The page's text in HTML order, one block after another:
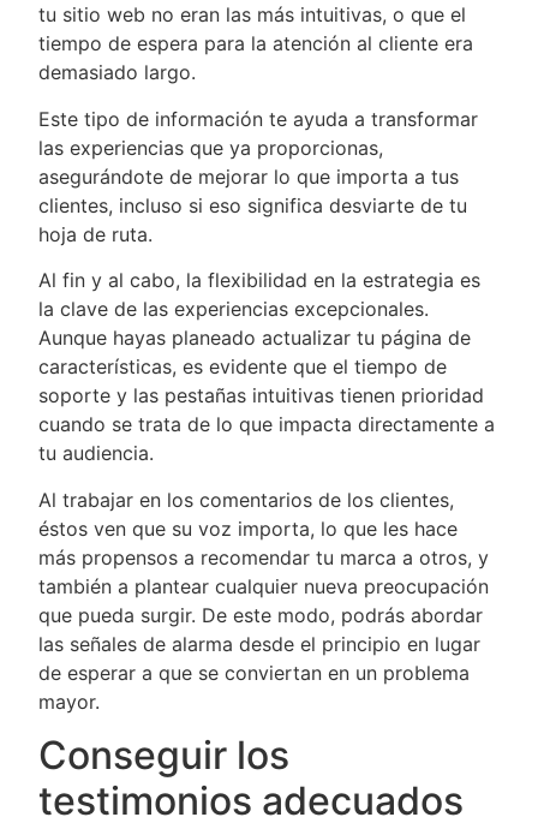
tu sitio web no eran las más intuitivas, o que el
tiempo de espera para la atención al cliente era
demasiado largo.
Este tipo de información te ayuda a transformar
las experiencias que ya proporcionas,
asegurándote de mejorar lo que importa a tus
clientes, incluso si eso significa desviarte de tu
hoja de ruta.
Al fin y al cabo, la flexibilidad en la estrategia es
la clave de las experiencias excepcionales.
Aunque hayas planeado actualizar tu página de
características, es evidente que el tiempo de
soporte y las pestañas intuitivas tienen prioridad
cuando se trata de lo que impacta directamente a
tu audiencia.
Al trabajar en los comentarios de los clientes,
éstos ven que su voz importa, lo que les hace
más propensos a recomendar tu marca a otros, y
también a plantear cualquier nueva preocupación
que pueda surgir. De este modo, podrás abordar
las señales de alarma desde el principio en lugar
de esperar a que se conviertan en un problema
mayor.
Conseguir los
testimonios adecuados